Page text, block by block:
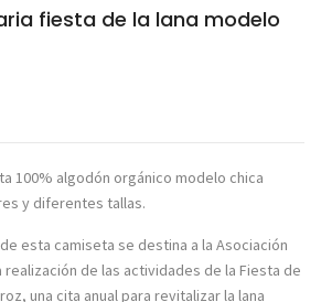
fiesta de la lana modelo
100% algodón orgánico modelo chica
y diferentes tallas.
esta camiseta se destina a la Asociación
realización de las actividades de la Fiesta de
una cita anual para revitalizar la lana